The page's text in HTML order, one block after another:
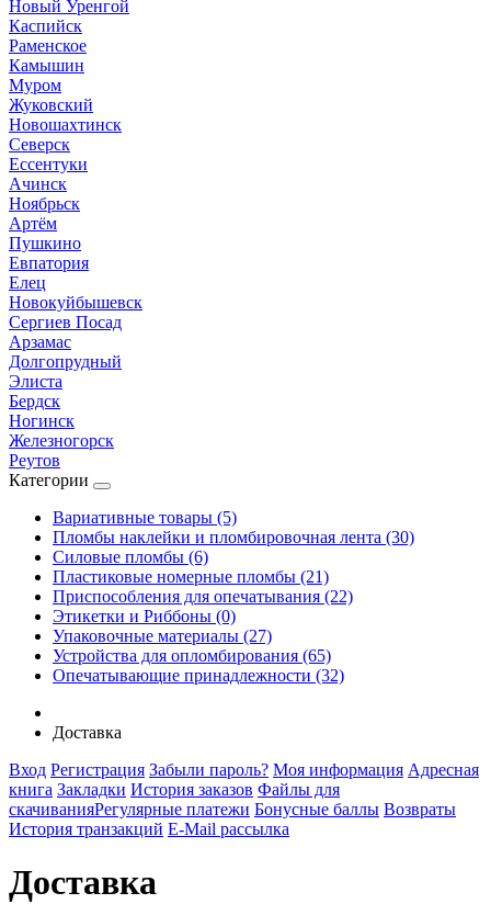
Новый Уренгой
Каспийск
Раменское
Камышин
Муром
Жуковский
Новошахтинск
Северск
Ессентуки
Ачинск
Ноябрьск
Артём
Пушкино
Евпатория
Елец
Новокуйбышевск
Сергиев Посад
Арзамас
Долгопрудный
Элиста
Бердск
Ногинск
Железногорск
Реутов
Категории
Вариативные товары (5)
Пломбы наклейки и пломбировочная лента (30)
Силовые пломбы (6)
Пластиковые номерные пломбы (21)
Приспособления для опечатывания (22)
Этикетки и Риббоны (0)
Упаковочные материалы (27)
Устройства для опломбирования (65)
Опечатывающие принадлежности (32)
Доставка
Вход Регистрация Забыли пароль? Моя информация Адресная
книга Закладки История заказов Файлы для
скачиванияРегулярные платежи Бонусные баллы Возвраты
История транзакций E-Mail рассылка
Доставка